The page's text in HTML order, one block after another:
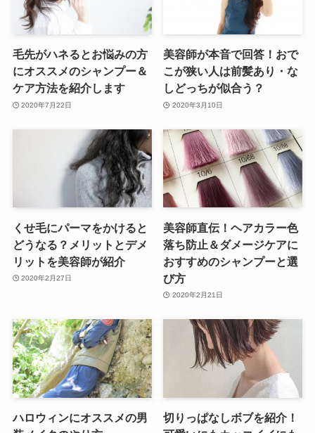
毛先がハネるとお悩みの方
にオススメのシャンプー＆
ケア方法を紹介します
2020年7月22日
美容師が本音で回答！おで
こが狭い人は前髪あり・な
しどっちが似合う？
2020年3月10日
くせ毛にパーマをかけると
どうなる？メリットとデメ
リットを美容師が紹介
2020年2月27日
美容師直伝！ヘアカラー色
落ち防止＆ダメージケアに
おすすめのシャンプーと選
び方
2020年2月21日
ハロウィンにオススメの男
切りっぱなしボブを紹介！